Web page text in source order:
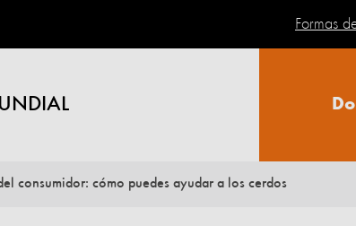
Formas
consumidor: cómo puedes ayudar a los cerdos